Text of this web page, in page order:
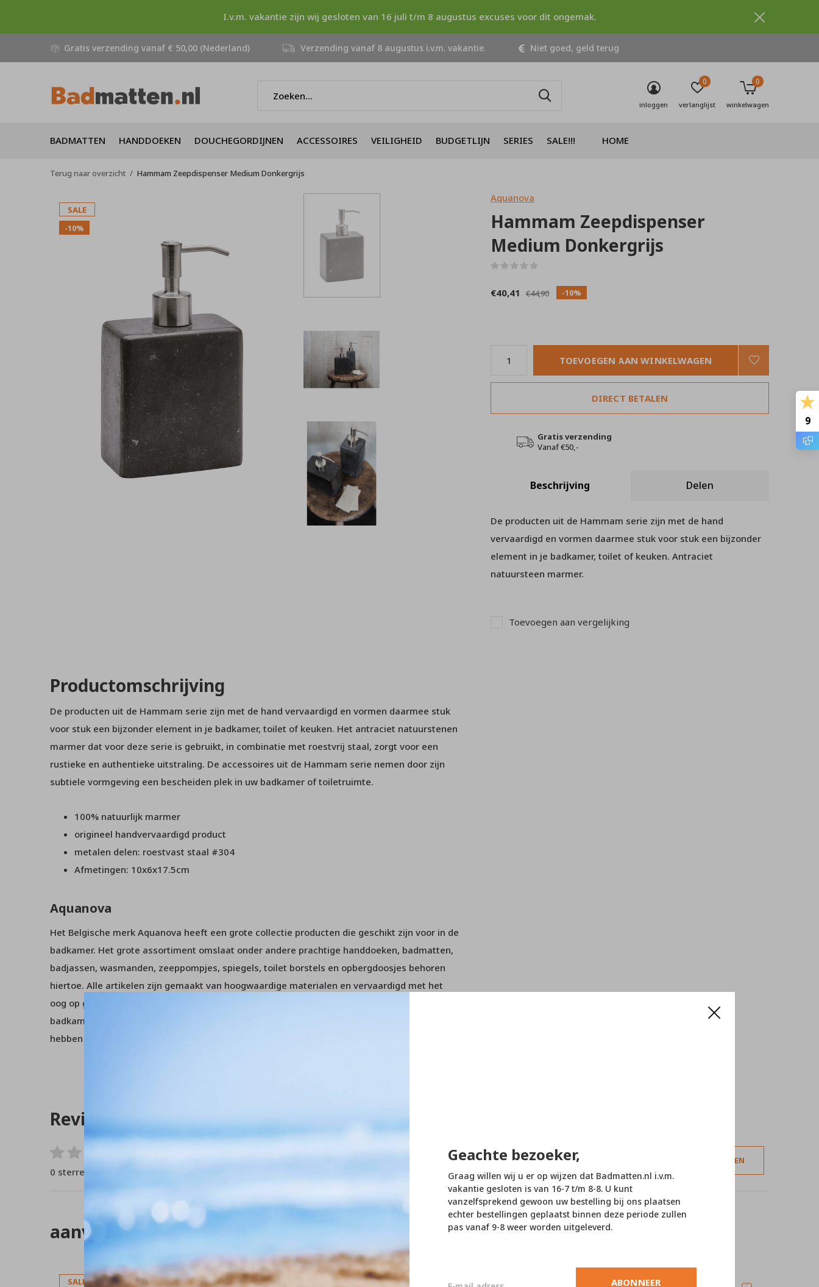
Geachte bezoeker,
Graag willen wij u er op wijzen dat Badmatten.nl i.v.m.
vakantie gesloten is van 16-7 t/m 8-8. U kunt
vanzelfsprekend gewoon uw bestelling bij ons plaatsen
echter bestellingen geplaatst binnen deze periode zullen
pas vanaf 9-8 weer worden uitgeleverd.
ABONNEER
BADMATTEN HANDDOEKEN DOUCHEGORDIJNEN ACCESSOIRES VEILIGHEID BUDGETLIJN SERIES SALE!!! HOME
inloggen verlanglijst
0
winkelwagen
0
Gratis verzending vanaf € 50,00 (Nederland) Verzending vanaf 8 augustus i.v.m. vakantie. Niet goed, geld terug
I.v.m. vakantie zijn wij gesloten van 16 juli t/m 8 augustus excuses voor dit ongemak.
Terug naar overzicht Hammam Zeepdispenser Medium Donkergrijs
SALE
-10%
Aquanova
Hammam Zeepdispenser
Medium Donkergrijs
€40,41 €44,90 -10%
TOEVOEGEN AAN WINKELWAGEN
DIRECT BETALEN
Gratis verzending
Vanaf €50,-
Beschrijving Delen
De producten uit de Hammam serie zijn met de hand
vervaardigd en vormen daarmee stuk voor stuk een bijzonder
element in je badkamer, toilet of keuken. Antraciet
natuursteen marmer.
Toevoegen aan vergelijking
Productomschrijving
De producten uit de Hammam serie zijn met de hand vervaardigd en vormen daarmee stuk
voor stuk een bijzonder element in je badkamer, toilet of keuken. Het antraciet natuurstenen
marmer dat voor deze serie is gebruikt, in combinatie met roestvrij staal, zorgt voor een
rustieke en authentieke uitstraling. De accessoires uit de Hammam serie nemen door zijn
subtiele vormgeving een bescheiden plek in uw badkamer of toiletruimte.
100% natuurlijk marmer
origineel handvervaardigd product
metalen delen: roestvast staal #304
Afmetingen: 10x6x17.5cm
Aquanova
Het Belgische merk Aquanova heeft een grote collectie producten die geschikt zijn voor in de
badkamer. Het grote assortiment omslaat onder andere prachtige handdoeken, badmatten,
badjassen, wasmanden, zeeppompjes, spiegels, toilet borstels en opbergdoosjes behoren
hiertoe. Alle artikelen zijn gemaakt van hoogwaardige materialen en vervaardigd met het
oog op gebruikersgemak. Met de prachtige duurzame producten van Aquanova geeft u uw
badkamer in een handomdraai een rustgevende en mooie sfeer! Mocht u verder nog vragen
hebben over dit product of over iets anders, neem dan contact op met onze
Reviews
0 sterren op basis van 0 beoordelingen
JE BEOORDELING TOEVOEGEN
aanverwante artikelen
SALE
SALE
SALE
SALE
9